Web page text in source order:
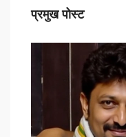
प्रमुख पोस्ट